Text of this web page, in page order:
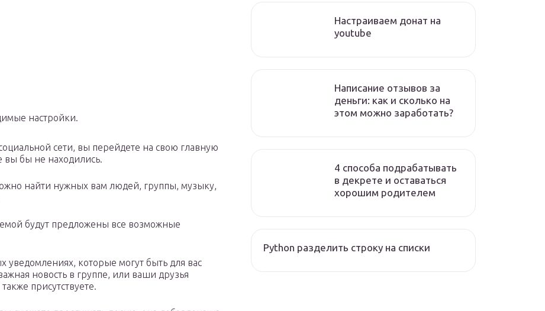
настройки.
сети, вы перейдете на свою главную
вы бы не находились.
найти нужных вам людей, группы, музыку,
будут предложены все возможные
уведомлениях, которые могут быть для вас
новость в группе, или ваши друзья
присутствуете.
Настраиваем донат на
youtube
Написание отзывов за
деньги: как и сколько на
этом можно заработать?
4 способа подрабатывать
в декрете и оставаться
хорошим родителем
Python разделить строку на списки